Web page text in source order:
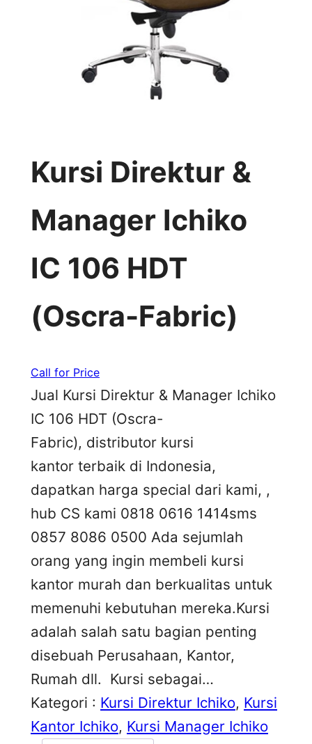
Kursi Direktur &
Manager Ichiko
IC 106 HDT
(Oscra-Fabric)
Call for Price
Jual Kursi Direktur & Manager Ichiko
IC 106 HDT (Oscra-
Fabric), distributor kursi
kantor terbaik di Indonesia,
dapatkan harga special dari kami, ,
hub CS kami 0818 0616 1414sms
0857 8086 0500 Ada sejumlah
orang yang ingin membeli kursi
kantor murah dan berkualitas untuk
memenuhi kebutuhan mereka.Kursi
adalah salah satu bagian penting
disebuah Perusahaan, Kantor,
Rumah dll. Kursi sebagai…
Kategori : Kursi Direktur Ichiko, Kursi
Kantor Ichiko, Kursi Manager Ichiko